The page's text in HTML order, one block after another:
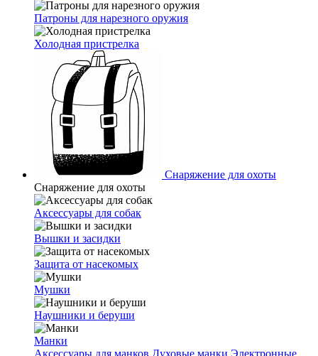
Патроны для нарезного оружия
Холодная пристрелка
Снаряжение для охоты
Снаряжение для охоты
Аксессуары для собак
Вышки и засидки
Защита от насекомых
Мушки
Наушники и беруши
Манки
Аксессуары для манков Духовые манки Электронные